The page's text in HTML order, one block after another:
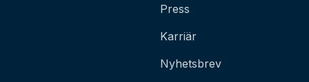
Press
Karriär
Nyhetsbrev